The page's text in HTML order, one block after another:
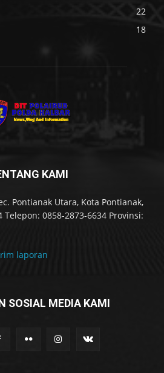
22
18
KAMI
Pontianak Utara, Kota Pontianak,
0858-2873-6634 Provinsi:
laporan
SOSIAL MEDIA KAMI